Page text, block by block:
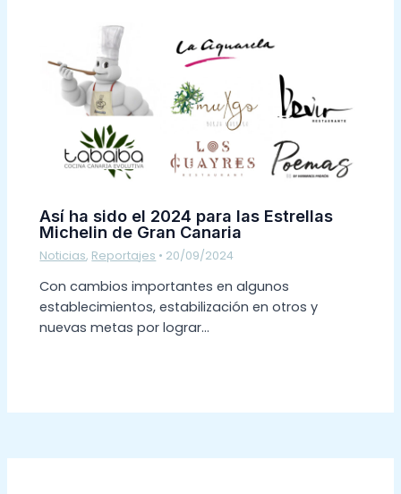
Así ha sido el 2024 para las Estrellas
Michelin de Gran Canaria
Noticias, Reportajes • 20/09/2024
Con cambios importantes en algunos
establecimientos, estabilización en otros y
nuevas metas por lograr…